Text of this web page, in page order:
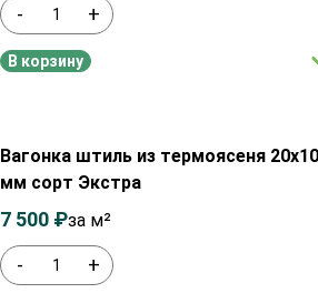
- +
В корзину
Вагонка штиль из термоясеня
мм сорт Экстра
- +
7 500 ₽за м²